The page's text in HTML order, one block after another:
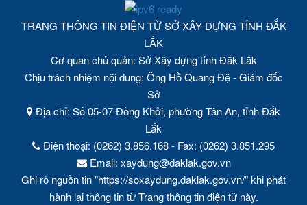
TRANG THÔNG TIN ĐIỆN TỬ SỞ XÂY DỰNG TỈNH ĐẮK
LẮK
Cơ quan chủ quản: Sở Xây dựng tỉnh Đắk Lắk
Chịu trách nhiệm nội dung: Ông Hồ Quang Đệ - Giám đốc
Sở
Địa chỉ: Số 05-07 Đồng Khởi, phường Tân An, tỉnh Đắk
Lắk
Điện thoại: (0262) 3.856.168 - Fax: (0262) 3.851.295
Email: xaydung@daklak.gov.vn
Ghi rõ nguồn tin "https://soxaydung.daklak.gov.vn/" khi phát
hành lại thông tin từ Trang thông tin điện tử này.